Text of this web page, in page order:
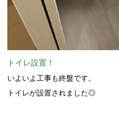
トイレ設置！
いよいよ工事も終盤です。
トイレが設置されました◎